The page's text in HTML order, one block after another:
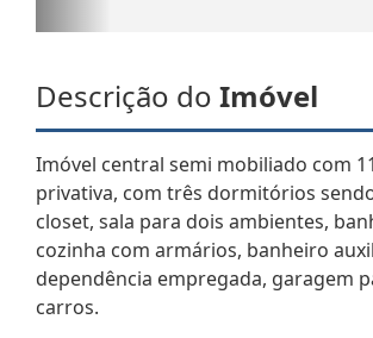
Descrição do Imóvel
Imóvel central semi mobiliado com
privativa, com três dormitórios
closet, sala para dois ambientes,
cozinha com armários, banheiro
dependência empregada, garagem
carros.